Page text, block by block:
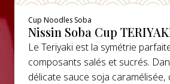
Cup Noodles Soba
Nissin Soba Cup
Le Teriyaki est la symétrie
composants salés et sucrés.
délicate sauce soja caramélisée,